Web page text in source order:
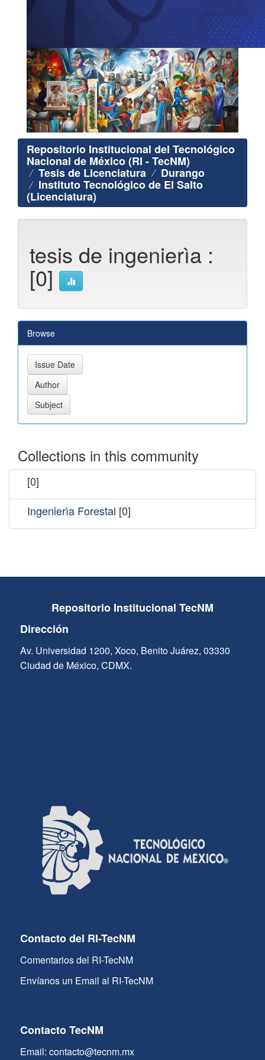
Repositorio Institucional del Tecnológico
Nacional de México (RI - TecNM)
Tesis de Licenciatura Durango
Instituto Tecnológico de El Salto
(Licenciatura)
tesis de ingenierìa :
[0]
Browse
Collections in this community
[0]
Ingenierìa Forestal [0]
Repositorio Institucional TecNM
Dirección
Av. Universidad 1200, Xoco, Benito Juárez, 03330
Ciudad de México, CDMX.
Contacto del RI-TecNM
Comentarios del RI-TecNM
Envíanos un Email al RI-TecNM
Contacto TecNM
Email: contacto@tecnm.mx